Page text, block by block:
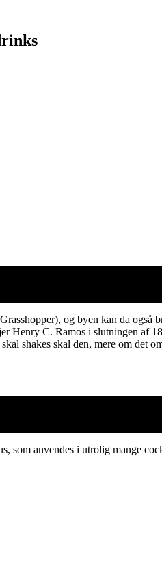
og byen kan da
C. Ramos i slutningen af
shakes skal den, mere om det
som anvendes i utrolig mange